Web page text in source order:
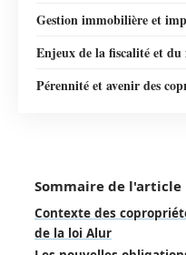
Gestion immobilière et
Enjeux de la fiscalité et du
Pérennité et avenir des
Sommaire de l'article
Contexte des
de la loi Alur